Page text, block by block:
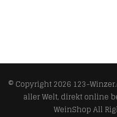
© Copyright 2026 123-
aller Welt, direkt online
WeinShopAll